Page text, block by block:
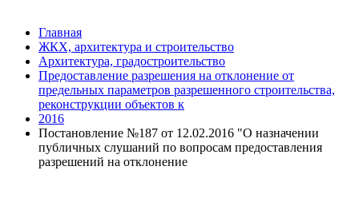
Главная
ЖКХ, архитектура и строительство
Архитектура, градостроительство
Предоставление разрешения на отклонение от
предельных параметров разрешенного строительства,
реконструкции объектов к
2016
Постановление №187 от 12.02.2016 "О назначении
публичных слушаний по вопросам предоставления
разрешений на отклонение